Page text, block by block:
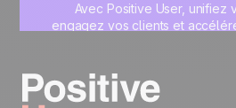
Avec Positive User, unifiez
engagez vos clients et
Commencez